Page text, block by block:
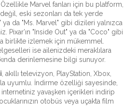
Özellikle Marvel fanları için bu platform,
eski sezonları da tek yerde
da "Ms. Marvel" gibi dizileri yalnızca
Pixar’ın "Inside Out" ya da "Coco" gibi
birlikte izlemek için mükemmel.
ise ailenizdeki meraklılara
derinlemesine bilgi sunuyor.
akıllı televizyon, PlayStation, Xbox,
uyumlu İndirme özelliği sayesinde,
internetiniz yavaşken içerikleri indirip
otobüs veya uçakta film